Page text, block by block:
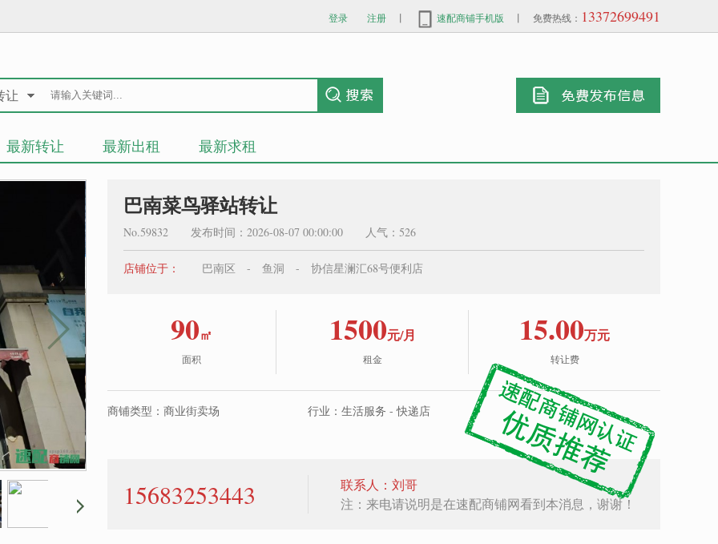
登录 注册 丨 速配商铺手机版 丨 免费热线： 13372699491
让
最新转让 最新出租 最新求租
巴南菜鸟驿站转让
No.59832 发布时间：2026-08-07 00:00:00 人气：526
店铺位于： 巴南区 - 鱼洞 - 协信星澜汇68号便利店
90㎡
面积
1500元/月
租金
15.00万元
转让费
商铺类型：商业街卖场 行业：生活服务 - 快递店
15683253443
联系人：刘哥
注：来电请说明是在速配商铺网看到本消息，谢谢！